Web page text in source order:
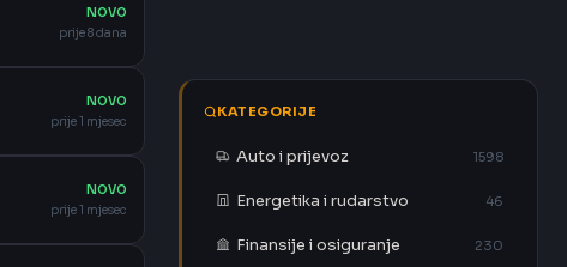
NOVO
prije 8 dana
NOVO
prije 1 mjesec
NOVO
prije 1 mjesec
KATEGORIJE
Auto i prijevoz 1598
Energetika i rudarstvo 46
Finansije i osiguranje 230